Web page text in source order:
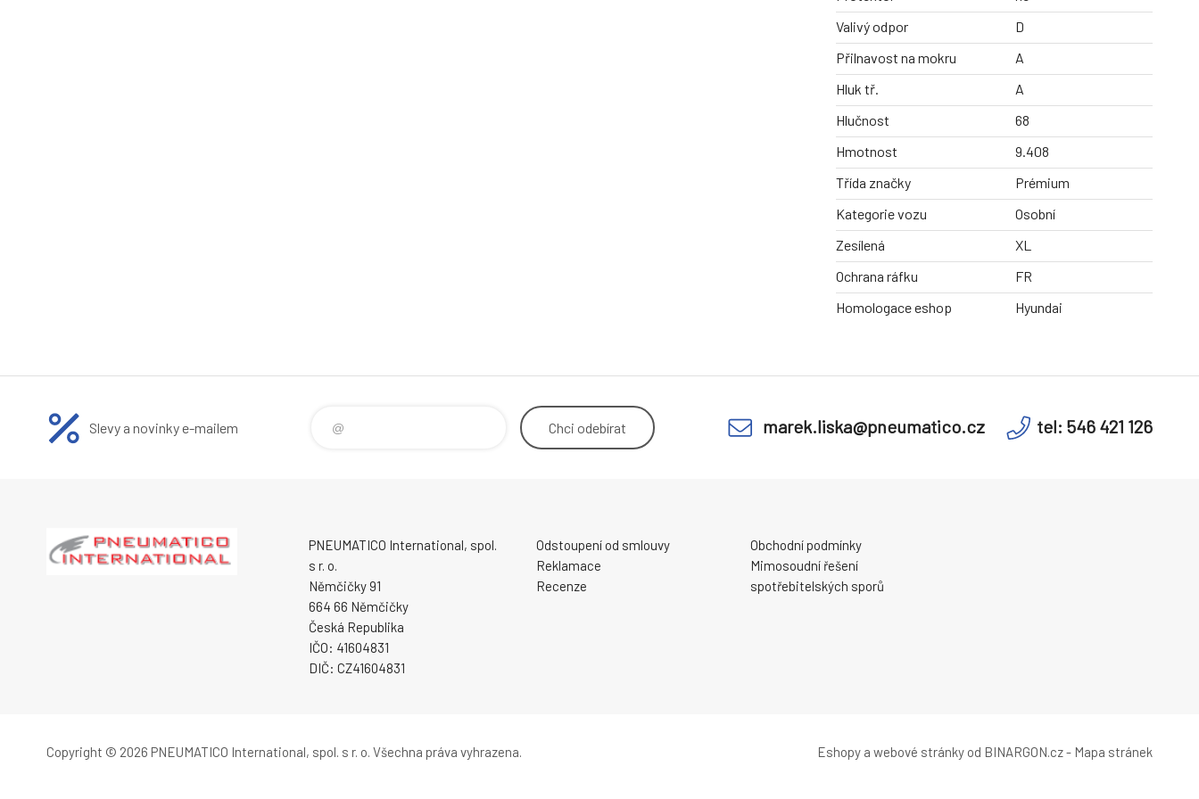
Valivý odpor
D
Přilnavost na mokru
A
Hluk tř.
A
Hlučnost
68
Hmotnost
9.408
Třída značky
Prémium
Kategorie vozu
Osobní
Zesílená
XL
Ochrana ráfku
FR
Homologace eshop
Hyundai
Slevy a novinky e-mailem Chci odebírat marek.liska@pneumatico.cz tel: 546 421 126
PNEUMATICO International, spol.
s r. o.
Němčičky 91
664 66 Němčičky
Česká Republika
IČO: 41604831
DIČ: CZ41604831
Odstoupení od smlouvy
Reklamace
Recenze
Obchodní podmínky
Mimosoudní řešení
spotřebitelských sporů
Copyright © 2026 PNEUMATICO International, spol. s r. o. Všechna práva vyhrazena. Eshopy a webové stránky od BINARGON.cz- Mapa stránek